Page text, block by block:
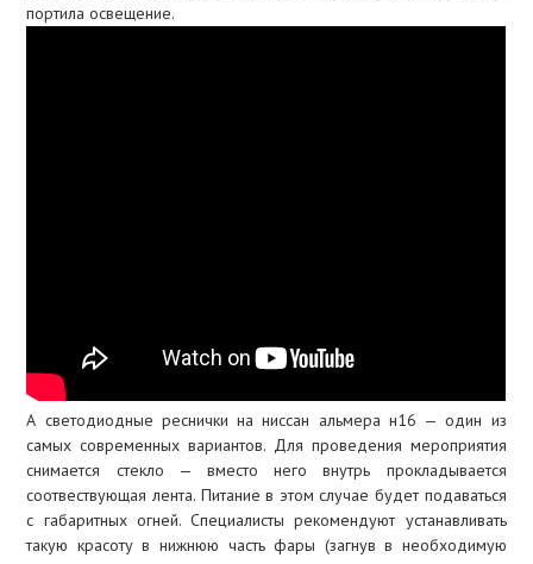
портила освещение.
А светодиодные реснички на ниссан альмера н16 — один из
самых современных вариантов. Для проведения мероприятия
снимается стекло — вместо него внутрь прокладывается
соотвествующая лента. Питание в этом случае будет подаваться
с габаритных огней. Специалисты рекомендуют устанавливать
такую красоту в нижнюю часть фары (загнув в необходимую